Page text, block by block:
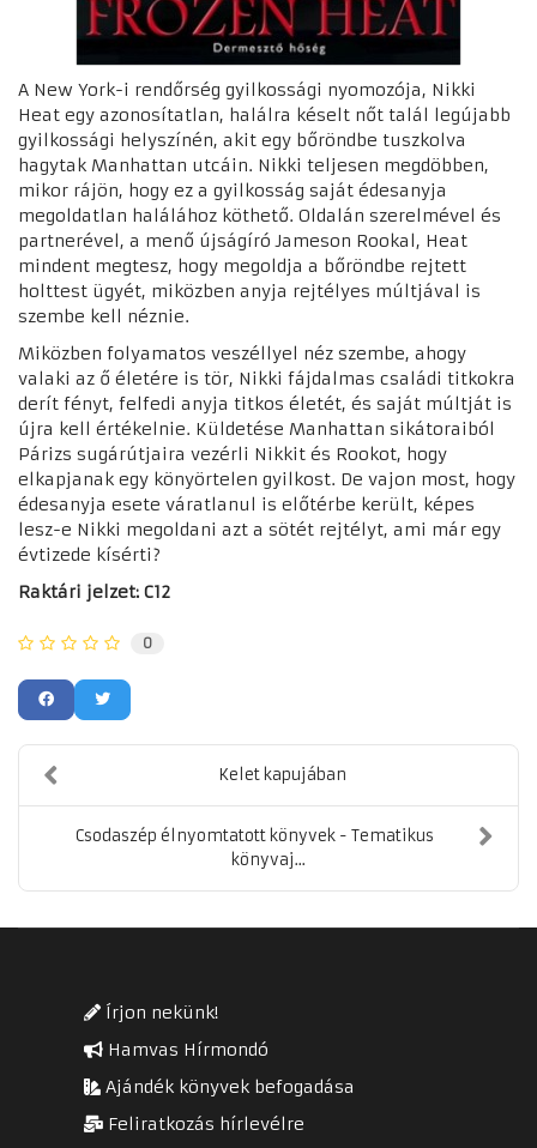
A New York-i rendőrség gyilkossági nyomozója, Nikki
Heat egy azonosítatlan, halálra késelt nőt talál legújabb
gyilkossági helyszínén, akit egy bőröndbe tuszkolva
hagytak Manhattan utcáin. Nikki teljesen megdöbben,
mikor rájön, hogy ez a gyilkosság saját édesanyja
megoldatlan halálához köthető. Oldalán szerelmével és
partnerével, a menő újságíró Jameson Rookal, Heat
mindent megtesz, hogy megoldja a bőröndbe rejtett
holttest ügyét, miközben anyja rejtélyes múltjával is
szembe kell néznie.
Miközben folyamatos veszéllyel néz szembe, ahogy
valaki az ő életére is tör, Nikki fájdalmas családi titkokra
derít fényt, felfedi anyja titkos életét, és saját múltját is
újra kell értékelnie. Küldetése Manhattan sikátoraiból
Párizs sugárútjaira vezérli Nikkit és Rookot, hogy
elkapjanak egy könyörtelen gyilkost. De vajon most, hogy
édesanyja esete váratlanul is előtérbe került, képes
lesz-e Nikki megoldani azt a sötét rejtélyt, ami már egy
évtizede kísérti?
Raktári jelzet: C12
0
Kelet kapujában
Csodaszép élnyomtatott könyvek - Tematikus
könyvaj...
Írjon nekünk!
Hamvas Hírmondó
Ajándék könyvek befogadása
Feliratkozás hírlevélre